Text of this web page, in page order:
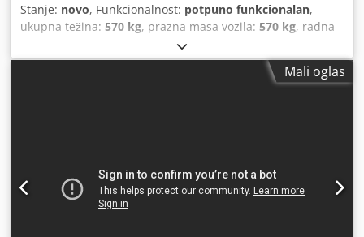
Stanje: novo, Funkcionalnost: potpuno funkcionalan,
ukupna težina: 570 kg, prazna masa vozila: 570 kg, radna
, Godina proizvodnje:
bagera: 7-11 tona sa standardnom kašikom tipa B za
rušenje Kapacitet (SAE): 0,3 m³ Težina (bez adaptera): 570
uključuje adapter ploču Lehnhoff MS08 uključeno
sigurnosni ventil za držanje tereta obostrano upotrebljiv
zavrtni nož Karakteristike i osobine Crsdozdt Hiopfx Ahuef
Mali oglas